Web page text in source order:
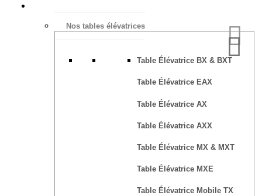
Nos tables élévatrices
Table Élévatrice BX & BXT
Table Élévatrice EAX
Table Élévatrice AX
Table Élévatrice AXX
Table Élévatrice MX & MXT
Table Élévatrice MXE
Table Élévatrice Mobile TX